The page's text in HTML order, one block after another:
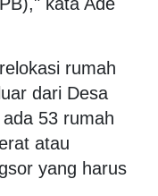
rumah
dari Desa
53 rumah
atau
yang harus